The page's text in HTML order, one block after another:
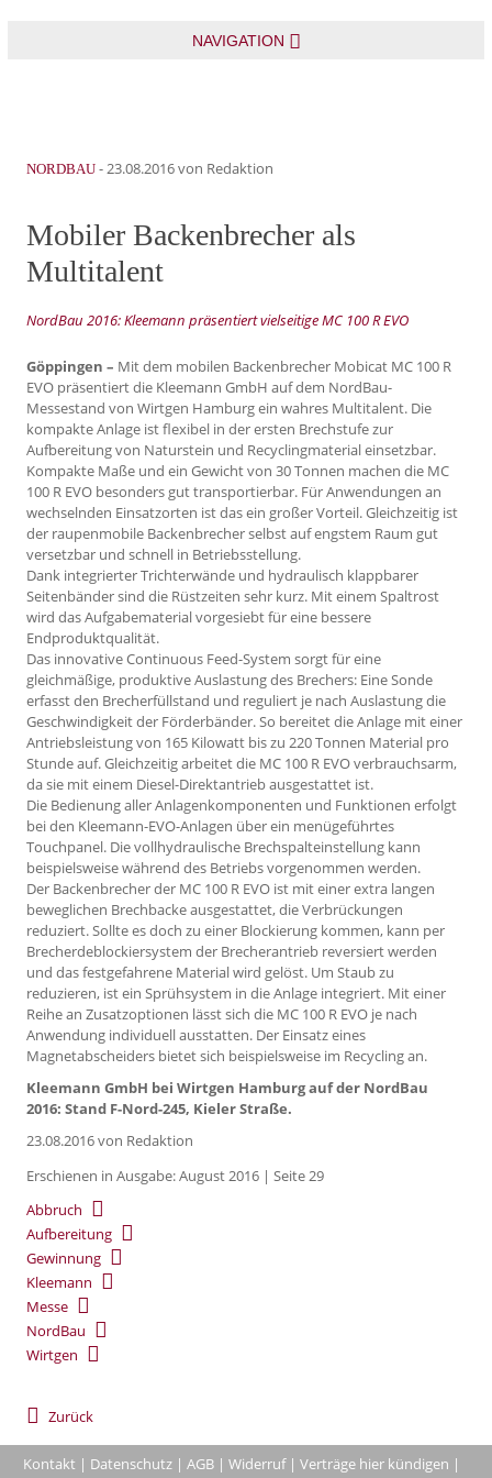
NAVIGATION
NORDBAU -23.08.2016von Redaktion
Mobiler Backenbrecher als
Multitalent
NordBau 2016: Kleemann präsentiert vielseitige MC 100 R EVO
Göppingen – Mit dem mobilen Backenbrecher Mobicat MC 100 R
EVO präsentiert die Kleemann GmbH auf dem NordBau-
Messestand von Wirtgen Hamburg ein wahres Multitalent. Die
kompakte Anlage ist flexibel in der ersten Brechstufe zur
Aufbereitung von Naturstein und Recyclingmaterial einsetzbar.
Kompakte Maße und ein Gewicht von 30 Tonnen machen die MC
100 R EVO besonders gut transportierbar. Für Anwendungen an
wechselnden Einsatzorten ist das ein großer Vorteil. Gleichzeitig ist
der raupenmobile Backenbrecher selbst auf engstem Raum gut
versetzbar und schnell in Betriebsstellung.
Dank integrierter Trichterwände und hydraulisch klappbarer
Seitenbänder sind die Rüstzeiten sehr kurz. Mit einem Spaltrost
wird das Aufgabematerial vorgesiebt für eine bessere
Endproduktqualität.
Das innovative Continuous Feed-System sorgt für eine
gleichmäßige, produktive Auslastung des Brechers: Eine Sonde
erfasst den Brecherfüllstand und reguliert je nach Auslastung die
Geschwindigkeit der Förderbänder. So bereitet die Anlage mit einer
Antriebsleistung von 165 Kilowatt bis zu 220 Tonnen Material pro
Stunde auf. Gleichzeitig arbeitet die MC 100 R EVO verbrauchsarm,
da sie mit einem Diesel-Direktantrieb ausgestattet ist.
Die Bedienung aller Anlagenkomponenten und Funktionen erfolgt
bei den Kleemann-EVO-Anlagen über ein menügeführtes
Touchpanel. Die vollhydraulische Brechspalteinstellung kann
beispielsweise während des Betriebs vorgenommen werden.
Der Backenbrecher der MC 100 R EVO ist mit einer extra langen
beweglichen Brechbacke ausgestattet, die Verbrückungen
reduziert. Sollte es doch zu einer Blockierung kommen, kann per
Brecherdeblockiersystem der Brecherantrieb reversiert werden
und das festgefahrene Material wird gelöst. Um Staub zu
reduzieren, ist ein Sprühsystem in die Anlage integriert. Mit einer
Reihe an Zusatzoptionen lässt sich die MC 100 R EVO je nach
Anwendung individuell ausstatten. Der Einsatz eines
Magnetabscheiders bietet sich beispielsweise im Recycling an.
Kleemann GmbH bei Wirtgen Hamburg auf der NordBau
2016: Stand F-Nord-245, Kieler Straße.
23.08.2016von Redaktion
Erschienen in Ausgabe: August 2016 | Seite 29
Abbruch
Aufbereitung
Gewinnung
Kleemann
Messe
NordBau
Wirtgen
Zurück
Kontakt | Datenschutz | AGB | Widerruf| Verträge hier kündigen |